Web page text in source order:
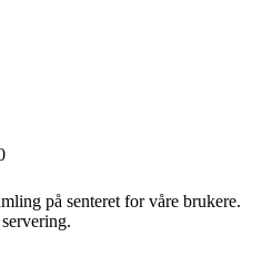
på senteret for våre brukere.